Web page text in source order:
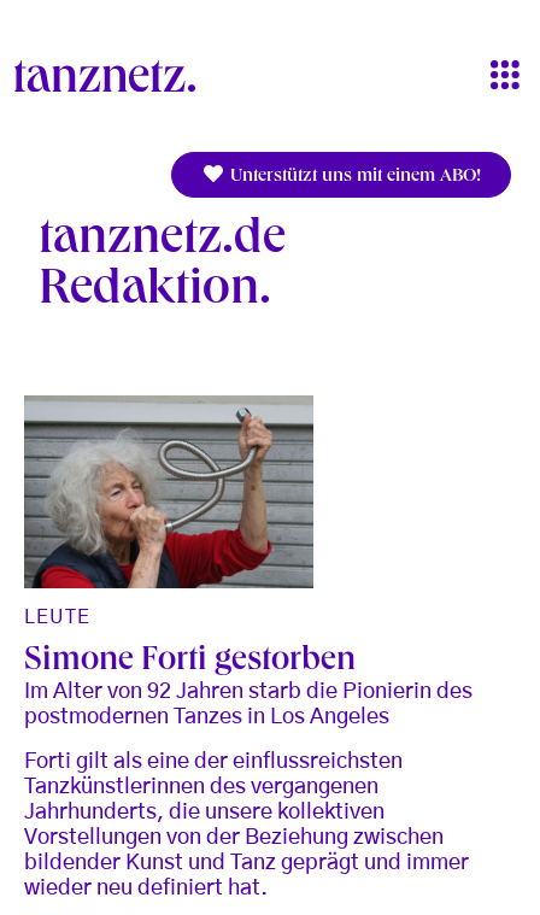
Unterstützt uns mit einem ABO!
tanznetz.de
Redaktion
LEUTE
Simone Forti gestorben
Im Alter von 92 Jahren starb die Pionierin des
postmodernen Tanzes in Los Angeles
Forti gilt als eine der einflussreichsten
Tanzkünstlerinnen des vergangenen
Jahrhunderts, die unsere kollektiven
Vorstellungen von der Beziehung zwischen
bildender Kunst und Tanz geprägt und immer
wieder neu definiert hat.